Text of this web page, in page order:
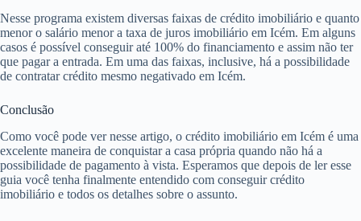
Nesse programa existem diversas faixas de crédito imobiliário e quanto
menor o salário menor a taxa de juros imobiliário em Icém. Em alguns
casos é possível conseguir até 100% do financiamento e assim não ter
que pagar a entrada. Em uma das faixas, inclusive, há a possibilidade
de contratar crédito mesmo negativado em Icém.
Conclusão
Como você pode ver nesse artigo, o crédito imobiliário em Icém é uma
excelente maneira de conquistar a casa própria quando não há a
possibilidade de pagamento à vista. Esperamos que depois de ler esse
guia você tenha finalmente entendido com conseguir crédito
imobiliário e todos os detalhes sobre o assunto.